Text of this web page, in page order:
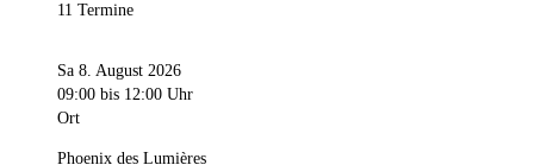
11 Termine
Sa 8. August 2026
09:00 bis 12:00 Uhr
Ort
Phoenix des Lumières